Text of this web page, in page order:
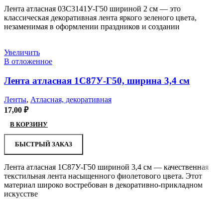
Лента атласная 03С3141У-Г50 шириной 2 см — это
классическая декоративная лента яркого зеленого цвета,
незаменимая в оформлении праздников и создании
Увеличить
В отложенное
Лента атласная 1С87У-Г50, ширина 3,4 см
Ленты, Атласная, декоративная
17,00 ₽
В КОРЗИНУ
БЫСТРЫЙ ЗАКАЗ
Лента атласная 1С87У-Г50 шириной 3,4 см — качественная
текстильная лента насыщенного фиолетового цвета. Этот
материал широко востребован в декоративно-прикладном
искусстве